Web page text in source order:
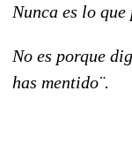
Nunca es lo
No es porque
has mentido¨.